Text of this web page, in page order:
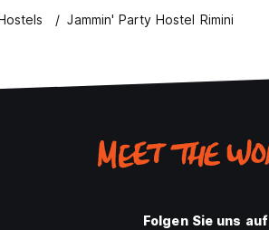
Jammin' Party Hostel Rimini
Folgen Sie uns auf